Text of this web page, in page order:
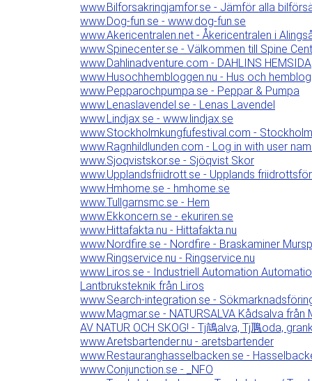
www.Bilforsakringjamfor.se - Jämför alla
www.Dog-fun.se - www.dog-fun.se
www.Akericentralen.net - Åkericentralen i
www.Spinecenter.se - Välkommen till Spine
www.Dahlinadventure.com - DAHLINS HEMSIDA
www.Husochhembloggen.nu - Hus och
www.Pepparochpumpa.se - Peppar & Pumpa
www.Lenaslavendel.se - Lenas Lavendel
www.Lindjax.se - www.lindjax.se
www.Stockholmkungfufestival.com -
www.Ragnhildlunden.com - Log in with user
www.Sjoqvistskor.se - Sjöqvist Skor
www.Upplandsfriidrott.se - Upplands
www.Hmhome.se - hmhome.se
www.Tullgarnsmc.se - Hem
www.Ekkoncern.se - ekuriren.se
www.Hittafakta.nu - Hittafakta.nu
www.Nordfire.se - Nordfire - Braskaminer
www.Ringservice.nu - Ringservice.nu
www.Liros.se - Industriell Automation
Lantbruksteknik från Liros
www.Search-integration.se -
www.Magmar.se - NATURSALVA Kådsalva
AV NATUR OCH SKOG! - Tj䲳alva, Tj䲫oda,
www.Aretsbartender.nu - aretsbartender
www.Restauranghasselbacken.se -
www.Conjunction.se - _NFO